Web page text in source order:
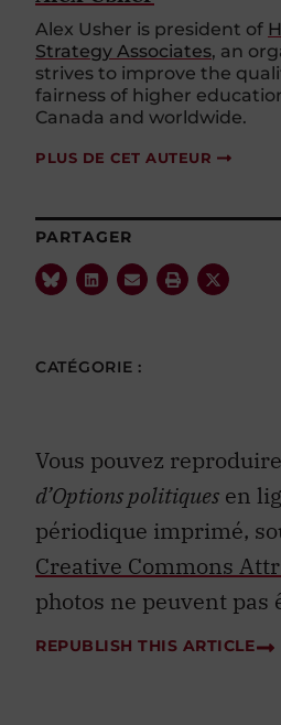
Alex Usher is president of
Strategy Associates, an
strives to improve the
fairness of higher
Canada and worldwide.
PARTAGER
CATÉGORIE :
Vous pouvez reproduire
d’Options politiques
en
périodique imprimé,
Creative Commons
photos ne peuvent pas